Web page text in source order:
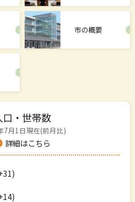
口・世帯数
7月1日現在(前月比)
詳細はこちら